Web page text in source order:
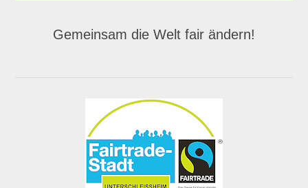
Gemeinsam die Welt fair ändern!